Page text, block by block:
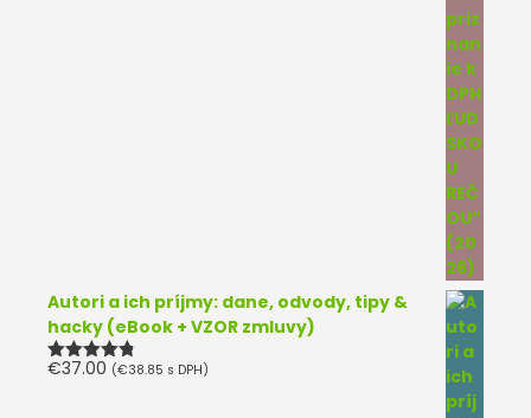
Autori a ich príjmy: dane, odvody, tipy &
hacky (eBook + VZOR zmluvy)
Hodnotenie
€37.00 (€38.85 s DPH)